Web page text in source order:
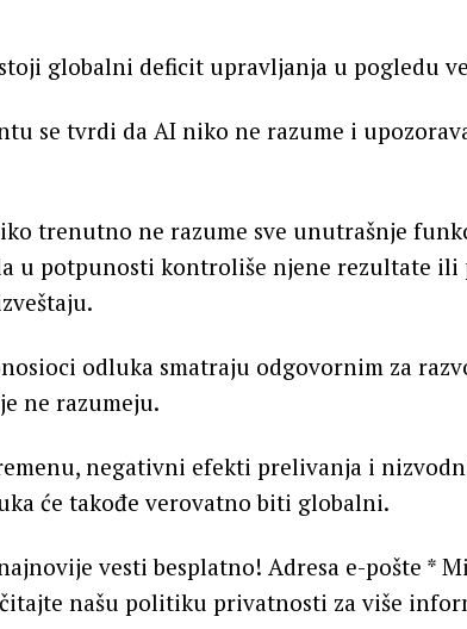
globalni deficit upravljanja u pogledu
se tvrdi da AI niko ne razume i
trenutno ne razume sve unutrašnje
u potpunosti kontroliše njene rezultate
odluka smatraju odgovornim za
ne razumeju.
negativni efekti prelivanja i
će takođe verovatno biti globalni.
vesti besplatno! Adresa e-pošte *
našu politiku privatnosti za više